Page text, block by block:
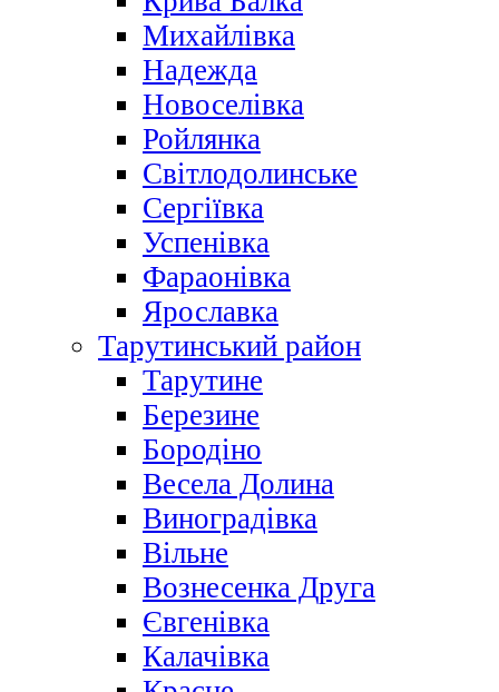
Михайлівка
Надежда
Новоселівка
Ройлянка
Світлодолинське
Сергіївка
Успенівка
Фараонівка
Ярославка
Тарутинський район
Тарутине
Березине
Бородіно
Весела Долина
Виноградівка
Вільне
Вознесенка Друга
Євгенівка
Калачівка